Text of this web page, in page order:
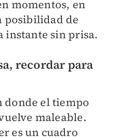
momentos, en
posibilidad de
instante sin prisa.
recordar para
donde el tiempo
maleable.
es un cuadro